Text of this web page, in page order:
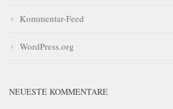
Kommentar-Feed
WordPress.org
NEUESTE KOMMENTARE